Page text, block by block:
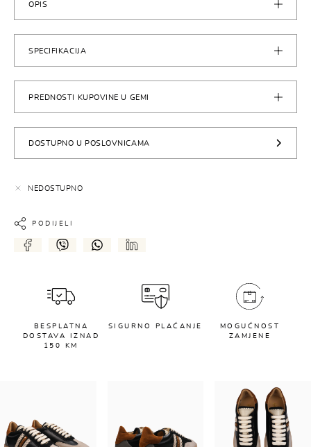
OPIS
SPECIFIKACIJA
PREDNOSTI KUPOVINE U GEMI
DOSTUPNO U POSLOVNICAMA
NEDOSTUPNO
PODIJELI
BESPLATNA
DOSTAVA IZNAD
150 KM
SIGURNO PLAĆANJE
MOGUĆNOST
ZAMJENE